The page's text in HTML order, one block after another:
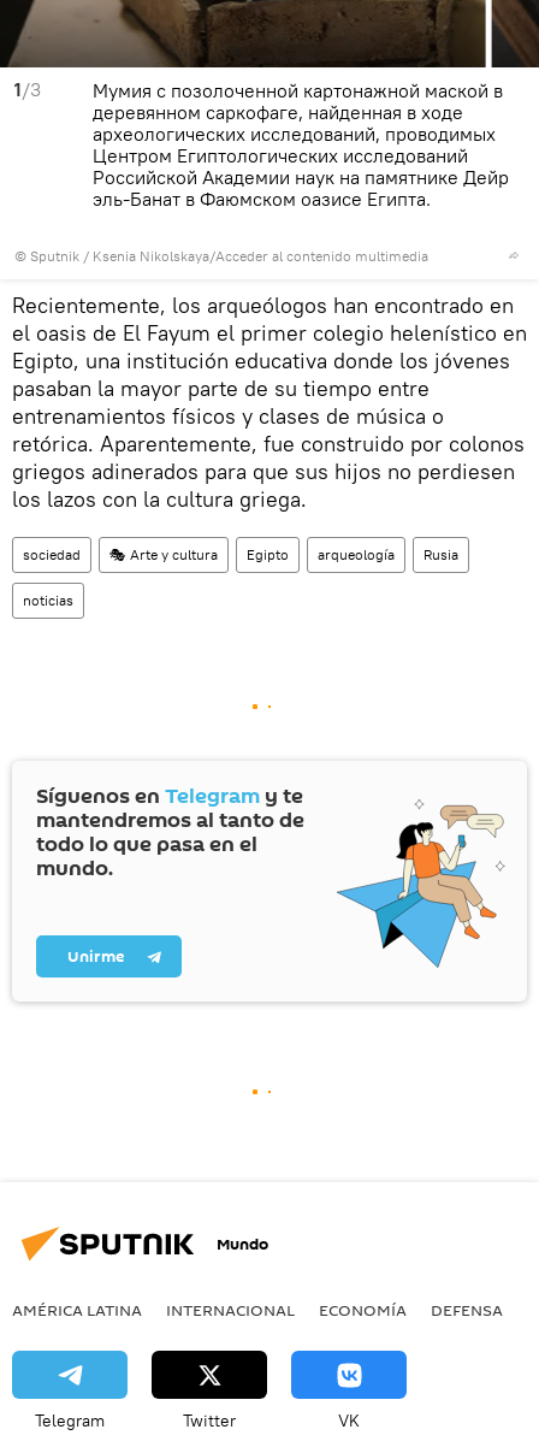
1/3
© Sputnik / Ksenia Nikolskaya/Acceder al contenido multimedia
Мумия с позолоченной картонажной маской в
деревянном саркофаге, найденная в ходе
археологических исследований, проводимых
Центром Египтологических исследований
Российской Академии наук на памятнике Дейр
эль-Банат в Фаюмском оазисе Египта.
Recientemente, los arqueólogos han encontrado en
el oasis de El Fayum el primer colegio helenístico en
Egipto, una institución educativa donde los jóvenes
pasaban la mayor parte de su tiempo entre
entrenamientos físicos y clases de música o
retórica. Aparentemente, fue construido por colonos
griegos adinerados para que sus hijos no perdiesen
los lazos con la cultura griega.
sociedad 🎭 Arte y cultura Egipto arqueología Rusia
noticias
Síguenos en Telegram y te
mantendremos al tanto de
todo lo que pasa en el
mundo.
Unirme
Mundo
AMÉRICA LATINA INTERNACIONAL ECONOMÍA DEFENSA
Telegram Twitter VK